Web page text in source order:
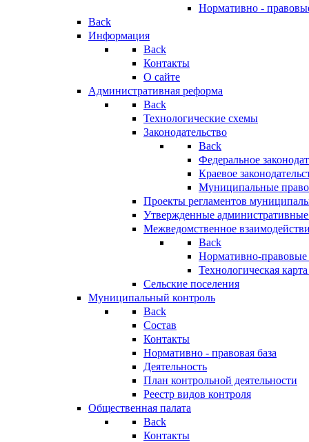
Нормативно -
Back
Информация
Back
Контакты
О сайте
Административная реформа
Back
Технологические схемы
Законодательство
Back
Федеральное
Краевое
Муниципальные
Проекты регламентов
Утвержденные
Межведомственное
Back
Нормативно-правовые
Технологическая
Сельские поселения
Муниципальный контроль
Back
Состав
Контакты
Нормативно - правовая база
Деятельность
План контрольной деятельности
Реестр видов контроля
Общественная палата
Back
Контакты